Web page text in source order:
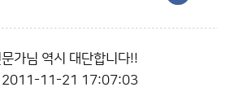
가님 역시 대단합니다!!
2011-11-21 17:07:03